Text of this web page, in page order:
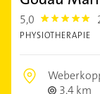
5,0 5.0
PHYSIOTHERAPIE
3,4 km